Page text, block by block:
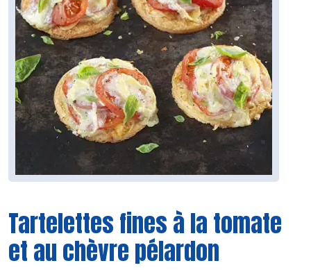
Tartelettes fines à la tomate
et au chèvre pélardon